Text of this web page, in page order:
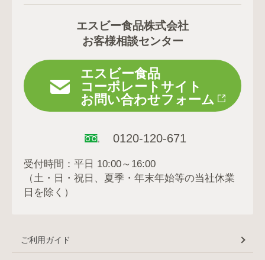
エスビー食品株式会社
お客様相談センター
エスビー食品
コーポレートサイト
お問い合わせフォーム
0120-120-671
受付時間：平日 10:00～16:00
（土・日・祝日、夏季・年末年始等の当社休業
日を除く）
ご利用ガイド